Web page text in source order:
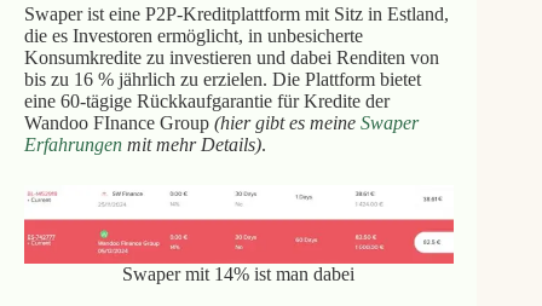
Swaper ist eine P2P-Kreditplattform mit Sitz in Estland,
die es Investoren ermöglicht, in unbesicherte
Konsumkredite zu investieren und dabei Renditen von
bis zu 16 % jährlich zu erzielen. Die Plattform bietet
eine 60-tägige Rückkaufgarantie für Kredite der
Wandoo FInance Group (hier gibt es meineSwaper
Erfahrungenmit mehr Details).
Swaper mit 14% ist man dabei